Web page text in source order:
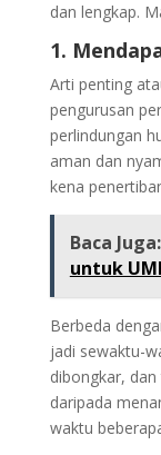
dan lengkap.
1.
Arti penting
pengurusan
perlindungan
aman dan
kena
Baca Juga:
untuk
Berbeda
jadi sewaktu-
dibongkar, dan
daripada
waktu